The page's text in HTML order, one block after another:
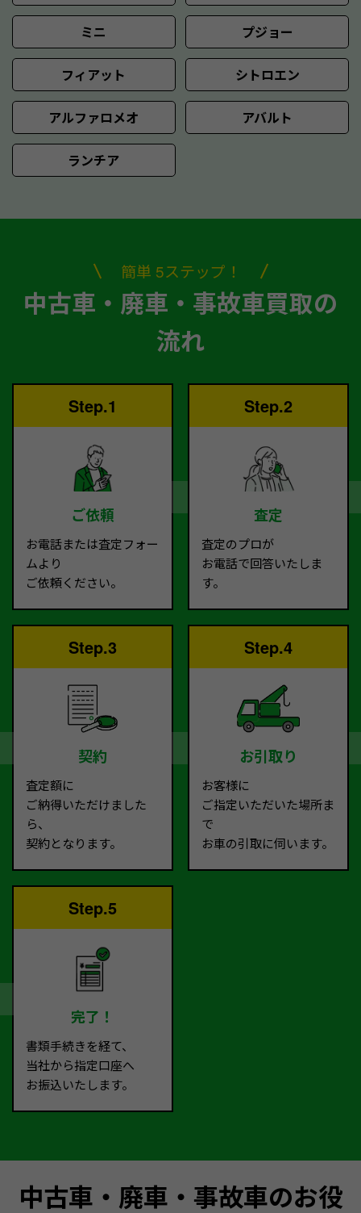
ミニ プジョー
フィアット シトロエン
アルファロメオ アバルト
ランチア
簡単 5ステップ！
中古車・廃車・事故車買取の
流れ
Step.1
ご依頼
お電話または査定フォー
ムより
ご依頼ください。
Step.2
査定
査定のプロが
お電話で回答いたしま
す。
Step.3
契約
査定額に
ご納得いただけました
ら、
契約となります。
Step.4
お引取り
お客様に
ご指定いただいた場所ま
で
お車の引取に伺います。
Step.5
完了！
書類手続きを経て、
当社から指定口座へ
お振込いたします。
中古車・廃車・事故車のお役